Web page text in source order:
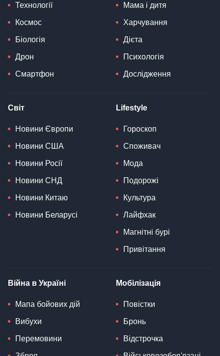
Технології
Космос
Біологія
Дрон
Смартфон
Мама і дитя
Харчування
Дієта
Психологія
Дослідження
Світ
Новини Європи
Новини США
Новини Росії
Новини СНД
Новини Китаю
Новини Беларусі
Lifestyle
Гороскоп
Споживач
Мода
Подорожі
Культура
Лайфхак
Магнітні бурі
Привітання
Війна в Україні
Мапа бойових дій
Вибухи
Перемовини
Мобілізація
Повістки
Бронь
Відстрочка